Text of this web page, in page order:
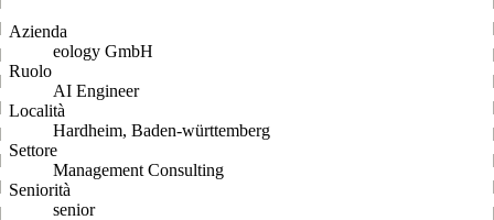
Azienda
eology GmbH
Ruolo
AI Engineer
Località
Hardheim, Baden-württemberg
Settore
Management Consulting
Seniorità
senior